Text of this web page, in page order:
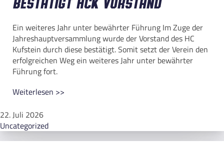
bestätigt HCK Vorstand
Ein weiteres Jahr unter bewährter Führung Im Zuge der
Jahreshauptversammlung wurde der Vorstand des HC
Kufstein durch diese bestätigt. Somit setzt der Verein den
erfolgreichen Weg ein weiteres Jahr unter bewährter
Führung fort.
Weiterlesen >>
22. Juli 2026
Uncategorized